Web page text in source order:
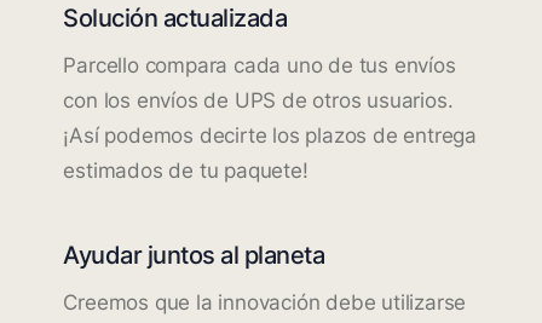
Solución actualizada
Parcello compara cada uno de tus envíos
con los envíos de UPS de otros usuarios.
¡Así podemos decirte los plazos de entrega
estimados de tu paquete!
Ayudar juntos al planeta
Creemos que la innovación debe utilizarse